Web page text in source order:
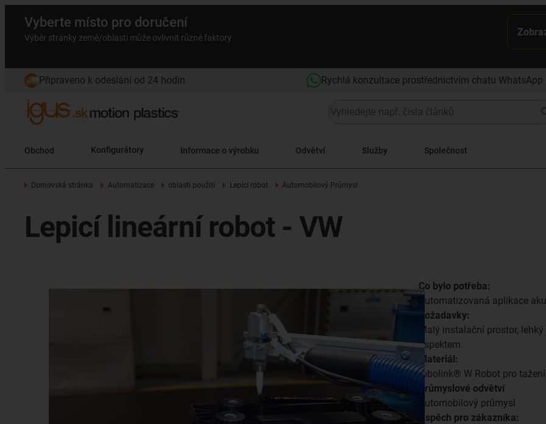
Vyberte místo pro doručení
Výběr stránky země/oblasti může ovlivnit různé faktory
Připraveno k odeslání od 24 hodin Rychlá konzultace prostřednictvím chatu WhatsApp
Obchod Konfigurátory Informace o výrobku Odvětví Služby Společnost
Domovská stránka Automatizace oblasti použití Lepicí robot Automobilový Průmysl
Lepicí lineární robot - VW
Co bylo potřeba:
Automatizovaná aplikace
Požadavky:
Malý instalační prostor,
aspektem.
Materiál:
robolink® W Robot pro
Průmyslové odvětví
Automobilový průmysl
Úspěch pro zákazníka: